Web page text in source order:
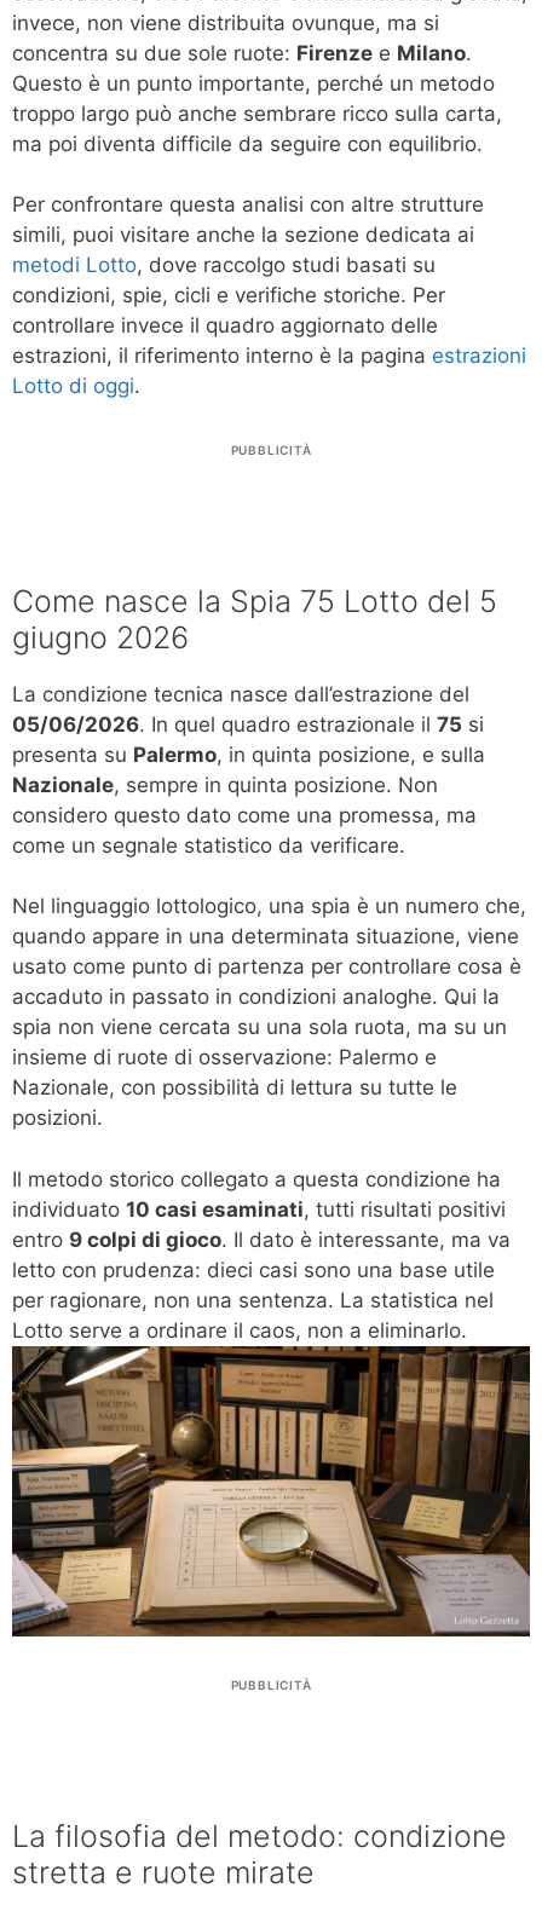
invece, non viene distribuita ovunque, ma si
concentra su due sole ruote: Firenze e Milano.
Questo è un punto importante, perché un metodo
troppo largo può anche sembrare ricco sulla carta,
ma poi diventa difficile da seguire con equilibrio.
Per confrontare questa analisi con altre strutture
simili, puoi visitare anche la sezione dedicata ai
metodi Lotto, dove raccolgo studi basati su
condizioni, spie, cicli e verifiche storiche. Per
controllare invece il quadro aggiornato delle
estrazioni, il riferimento interno è la pagina estrazioni
Lotto di oggi.
PUBBLICITÀ
Come nasce la Spia 75 Lotto del 5
giugno 2026
La condizione tecnica nasce dall’estrazione del
05/06/2026. In quel quadro estrazionale il 75 si
presenta su Palermo, in quinta posizione, e sulla
Nazionale, sempre in quinta posizione. Non
considero questo dato come una promessa, ma
come un segnale statistico da verificare.
Nel linguaggio lottologico, una spia è un numero che,
quando appare in una determinata situazione, viene
usato come punto di partenza per controllare cosa è
accaduto in passato in condizioni analoghe. Qui la
spia non viene cercata su una sola ruota, ma su un
insieme di ruote di osservazione: Palermo e
Nazionale, con possibilità di lettura su tutte le
posizioni.
Il metodo storico collegato a questa condizione ha
individuato 10 casi esaminati, tutti risultati positivi
entro 9 colpi di gioco. Il dato è interessante, ma va
letto con prudenza: dieci casi sono una base utile
per ragionare, non una sentenza. La statistica nel
Lotto serve a ordinare il caos, non a eliminarlo.
PUBBLICITÀ
La filosofia del metodo: condizione
stretta e ruote mirate